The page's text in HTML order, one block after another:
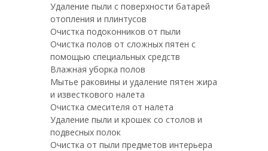
Удаление пыли с поверхности батарей
отопления и плинтусов
Очистка подоконников от пыли
Очистка полов от сложных пятен с
помощью специальных средств
Влажная уборка полов
Мытье раковины и удаление пятен жира
и известкового налета
Очистка смесителя от налета
Удаление пыли и крошек со столов и
подвесных полок
Очистка от пыли предметов интерьера